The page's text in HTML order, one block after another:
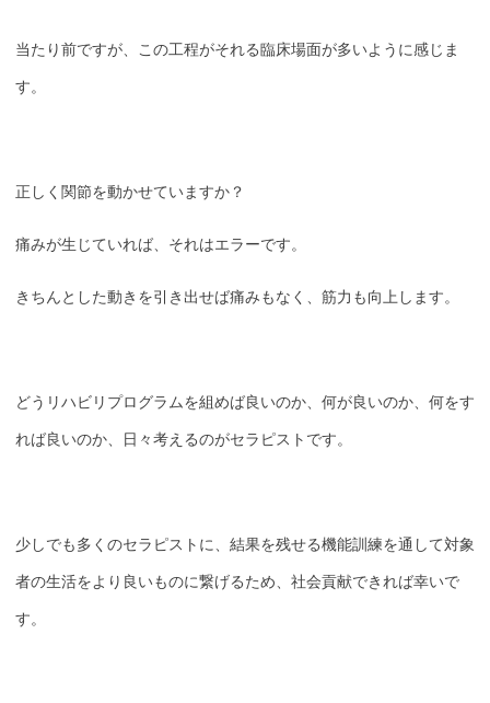
当たり前ですが、この工程がそれる臨床場面が多いように感じま
す。
正しく関節を動かせていますか？
痛みが生じていれば、それはエラーです。
きちんとした動きを引き出せば痛みもなく、筋力も向上します。
どうリハビリプログラムを組めば良いのか、何が良いのか、何をす
れば良いのか、日々考えるのがセラピストです。
少しでも多くのセラピストに、結果を残せる機能訓練を通して対象
者の生活をより良いものに繋げるため、社会貢献できれば幸いで
す。